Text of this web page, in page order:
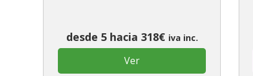
desde 5 hacia 318€ iva inc.
Ver